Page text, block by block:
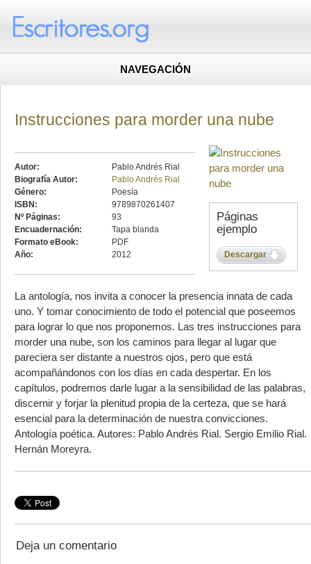
NAVEGACIÓN
Páginas
ejemplo
Descargar
Instrucciones para morder una nube
Autor:
Pablo Andrés Rial
Biografía Autor:
Pablo Andrés Rial
Género:
Poesía
ISBN:
9789870261407
Nº Páginas:
93
Encuadernación:
Tapa blanda
Formato eBook:
PDF
Año:
2012
La antología, nos invita a conocer la presencia innata de cada
uno. Y tomar conocimiento de todo el potencial que poseemos
para lograr lo que nos proponemos. Las tres instrucciones para
morder una nube, son los caminos para llegar al lugar que
pareciera ser distante a nuestros ojos, pero que está
acompañándonos con los días en cada despertar. En los
capítulos, podremos darle lugar a la sensibilidad de las palabras,
discernir y forjar la plenitud propia de la certeza, que se hará
esencial para la determinación de nuestra convicciones.
Antología poética. Autores: Pablo Andrés Rial. Sergio Emilio Rial.
Hernán Moreyra.
Deja un comentario